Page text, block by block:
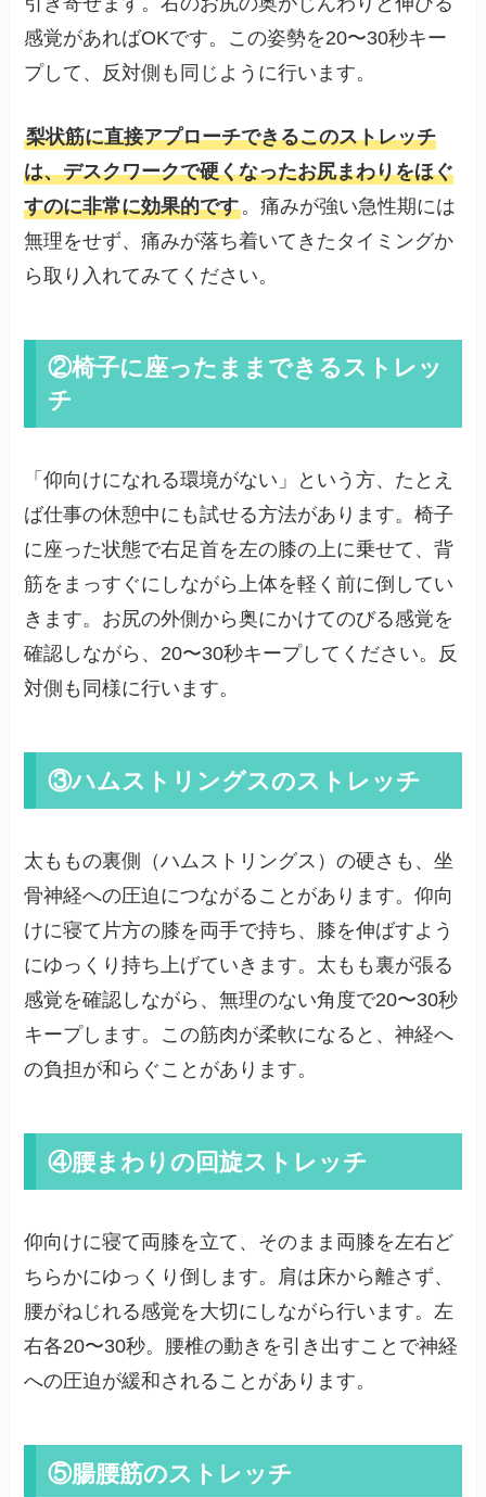
感覚があればOKです。この姿勢を20〜30秒キー
プして、反対側も同じように行います。
梨状筋に直接アプローチできるこのストレッチ
は、デスクワークで硬くなったお尻まわりをほぐ
すのに非常に効果的です。痛みが強い急性期には
無理をせず、痛みが落ち着いてきたタイミングか
ら取り入れてみてください。
②椅子に座ったままできるストレッ
チ
「仰向けになれる環境がない」という方、たとえ
ば仕事の休憩中にも試せる方法があります。椅子
に座った状態で右足首を左の膝の上に乗せて、背
筋をまっすぐにしながら上体を軽く前に倒してい
きます。お尻の外側から奥にかけてのびる感覚を
確認しながら、20〜30秒キープしてください。反
対側も同様に行います。
③ハムストリングスのストレッチ
太ももの裏側（ハムストリングス）の硬さも、坐
骨神経への圧迫につながることがあります。仰向
けに寝て片方の膝を両手で持ち、膝を伸ばすよう
にゆっくり持ち上げていきます。太もも裏が張る
感覚を確認しながら、無理のない角度で20〜30秒
キープします。この筋肉が柔軟になると、神経へ
の負担が和らぐことがあります。
④腰まわりの回旋ストレッチ
仰向けに寝て両膝を立て、そのまま両膝を左右ど
ちらかにゆっくり倒します。肩は床から離さず、
腰がねじれる感覚を大切にしながら行います。左
右各20〜30秒。腰椎の動きを引き出すことで神経
への圧迫が緩和されることがあります。
⑤腸腰筋のストレッチ